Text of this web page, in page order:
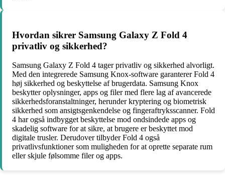
Hvordan sikrer Samsung Galaxy Z Fold 4
privatliv og sikkerhed?
Samsung Galaxy Z Fold 4 tager privatliv og sikkerhed alvorligt.
Med den integrerede Samsung Knox-software garanterer Fold 4
høj sikkerhed og beskyttelse af brugerdata. Samsung Knox
beskytter oplysninger, apps og filer med flere lag af avancerede
sikkerhedsforanstaltninger, herunder kryptering og biometrisk
sikkerhed som ansigtsgenkendelse og fingeraftryksscanner. Fold
4 har også indbygget beskyttelse mod ondsindede apps og
skadelig software for at sikre, at brugere er beskyttet mod
digitale trusler. Derudover tilbyder Fold 4 også
privatlivsfunktioner som muligheden for at oprette separate rum
eller skjule følsomme filer og apps.